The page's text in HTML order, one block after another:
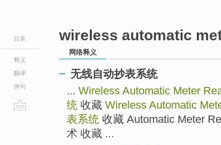
目录
释义
翻译
例句
wireless automatic
网络释义
无线自动抄表系统
... Wireless Automatic Meter
统 收藏 Wireless Automatic
表系统 收藏 Automatic Meter
术 收藏 ...